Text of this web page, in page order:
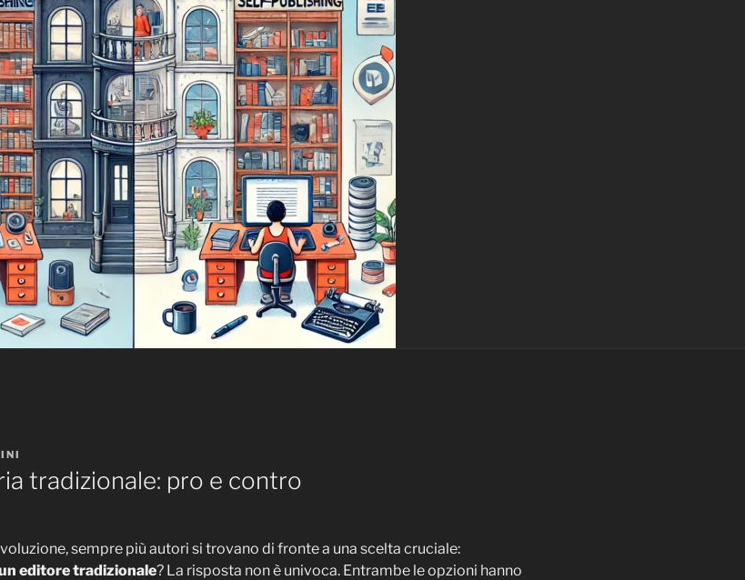
tradizionale: pro e contro
sempre più autori si trovano di fronte a una scelta cruciale:
editore tradizionale? La risposta non è univoca. Entrambe le opzioni hanno